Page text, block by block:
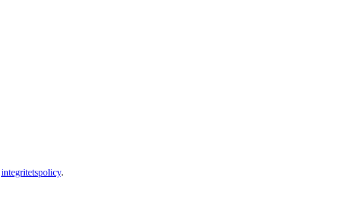
integritetspolicy.